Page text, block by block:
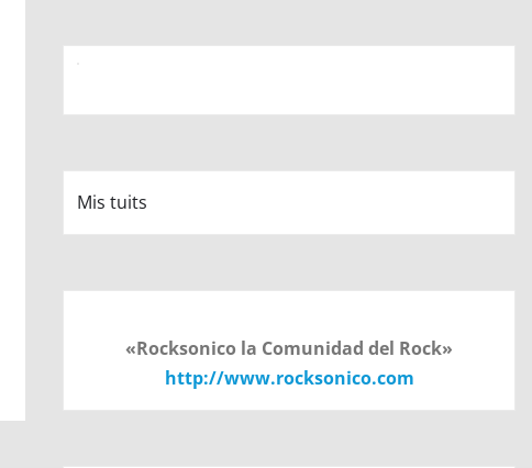
Mis tuits
«Rocksonico la Comunidad del Rock»
http://www.rocksonico.com